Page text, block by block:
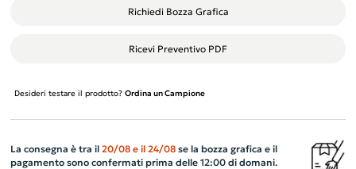
Richiedi Bozza Grafica
Ricevi Preventivo PDF
Desideri testare il prodotto? Ordina un Campione
La consegna è tra il 20/08 e il 24/08se la bozza grafica e il
pagamento sono confermati prima delle 12:00 di domani.